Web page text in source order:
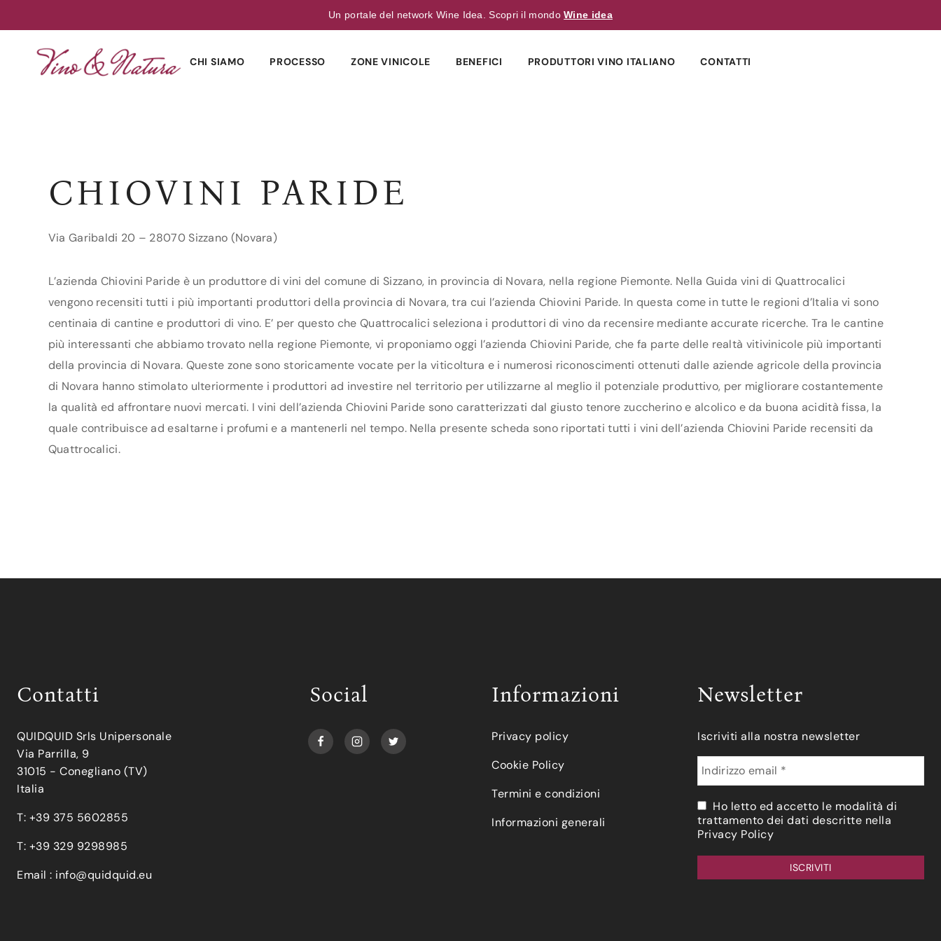
Un portale del network Wine Idea. Scopri il mondoWine idea
CHI SIAMO PROCESSO ZONE VINICOLE BENEFICI PRODUTTORI VINO ITALIANO CONTATTI
CHIOVINI PARIDE
Via Garibaldi 20 – 28070 Sizzano (Novara)
L’azienda Chiovini Paride è un produttore di vini del comune di Sizzano, in provincia di Novara, nella regione Piemonte. Nella Guida vini di Quattrocalici
vengono recensiti tutti i più importanti produttori della provincia di Novara, tra cui l’azienda Chiovini Paride. In questa come in tutte le regioni d’Italia vi sono
centinaia di cantine e produttori di vino. E’ per questo che Quattrocalici seleziona i produttori di vino da recensire mediante accurate ricerche. Tra le cantine
più interessanti che abbiamo trovato nella regione Piemonte, vi proponiamo oggi l’azienda Chiovini Paride, che fa parte delle realtà vitivinicole più importanti
della provincia di Novara. Queste zone sono storicamente vocate per la viticoltura e i numerosi riconoscimenti ottenuti dalle aziende agricole della provincia
di Novara hanno stimolato ulteriormente i produttori ad investire nel territorio per utilizzarne al meglio il potenziale produttivo, per migliorare costantemente
la qualità ed affrontare nuovi mercati. I vini dell’azienda Chiovini Paride sono caratterizzati dal giusto tenore zuccherino e alcolico e da buona acidità fissa, la
quale contribuisce ad esaltarne i profumi e a mantenerli nel tempo. Nella presente scheda sono riportati tutti i vini dell’azienda Chiovini Paride recensiti da
Quattrocalici.
Contatti
QUIDQUID Srls Unipersonale
Via Parrilla, 9
31015 - Conegliano (TV)
Italia
T: +39 375 5602855
T: +39 329 9298985
Email : info@quidquid.eu
Social Informazioni
Privacy policy
Cookie Policy
Termini e condizioni
Informazioni generali
Newsletter
Iscriviti alla nostra newsletter
Ho letto ed accetto le modalità di
trattamento dei dati descritte nella
Privacy Policy